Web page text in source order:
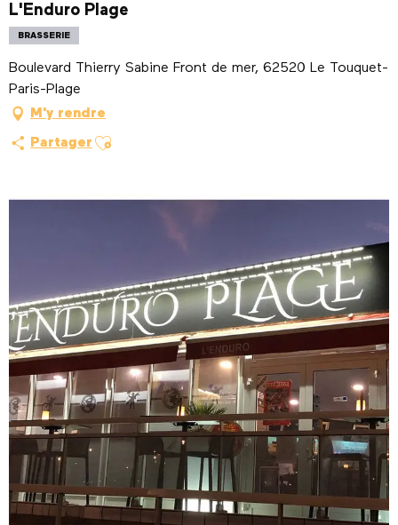
L'Enduro Plage
BRASSERIE
Boulevard Thierry Sabine Front de mer, 62520 Le Touquet-
Paris-Plage
M'y rendre
Partager Ajouter aux favoris